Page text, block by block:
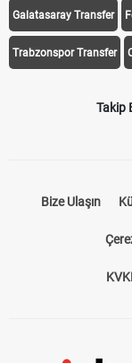
Galatasaray Transfer
Trabzonspor Transfer
Takip
Bize Ulaşın